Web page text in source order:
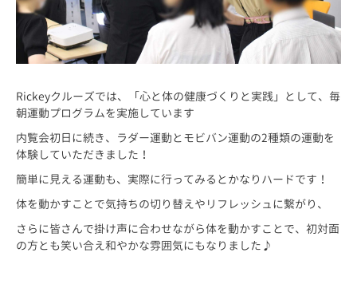
Rickeyクルーズでは、「心と体の健康づくりと実践」として、毎
朝運動プログラムを実施しています
内覧会初日に続き、ラダー運動とモビバン運動の2種類の運動を
体験していただきました！
簡単に見える運動も、実際に行ってみるとかなりハードです！
体を動かすことで気持ちの切り替えやリフレッシュに繋がり、
さらに皆さんで掛け声に合わせながら体を動かすことで、初対面
の方とも笑い合え和やかな雰囲気にもなりました♪